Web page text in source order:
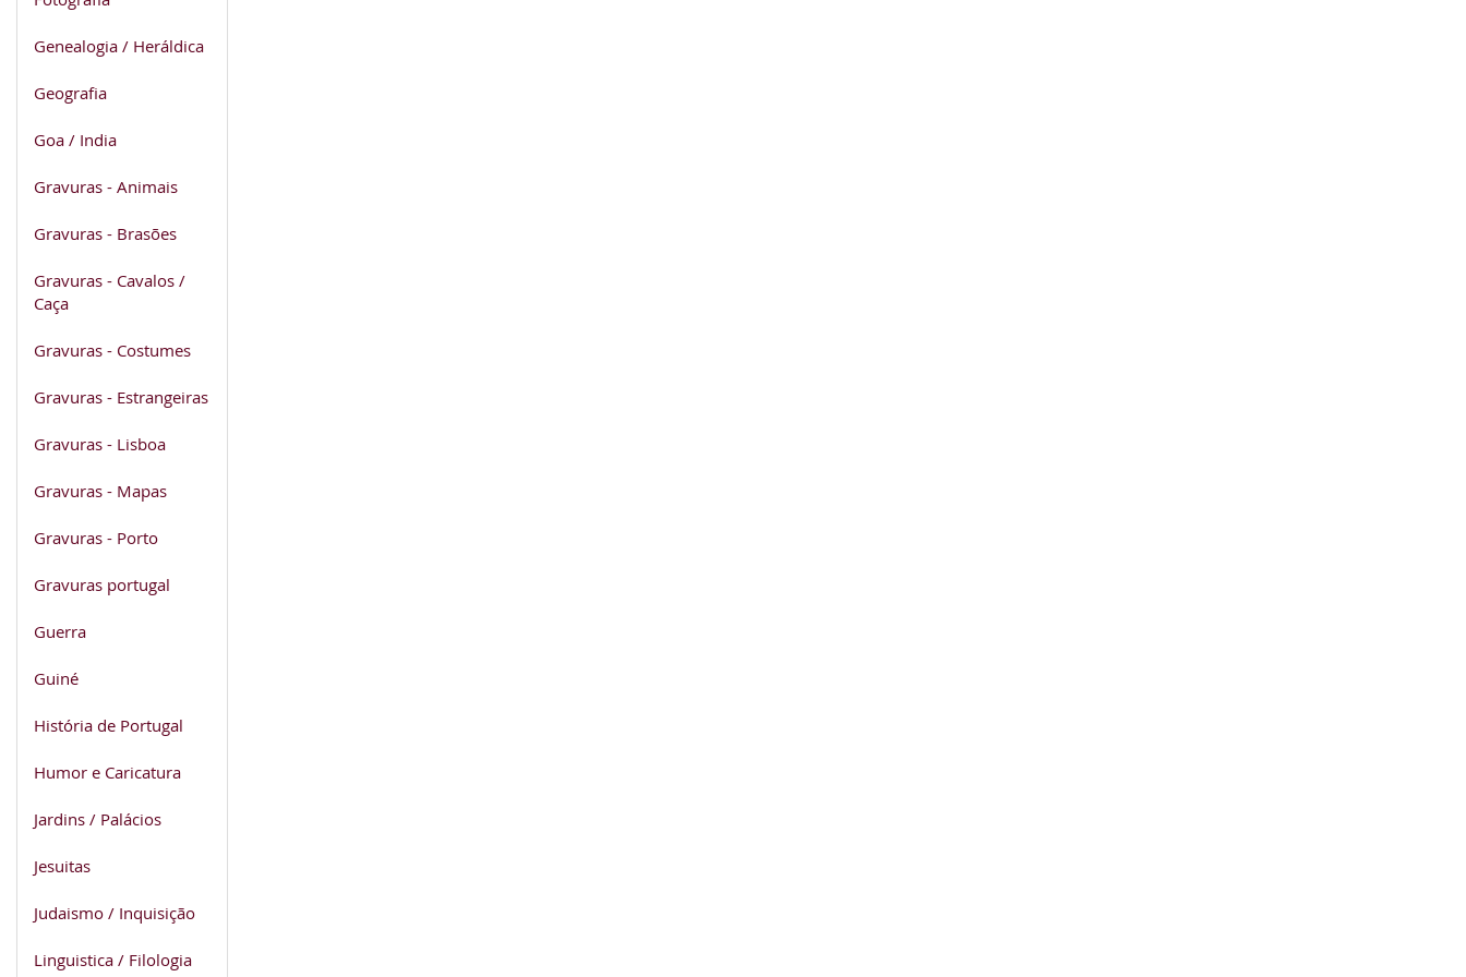
Genealogia / Heráldica
Geografia
Goa / India
Gravuras - Animais
Gravuras - Brasões
Gravuras - Cavalos /
Caça
Gravuras - Costumes
Gravuras - Estrangeiras
Gravuras - Lisboa
Gravuras - Mapas
Gravuras - Porto
Gravuras portugal
Guerra
Guiné
História de Portugal
Humor e Caricatura
Jardins / Palácios
Jesuitas
Judaismo / Inquisição
Linguistica / Filologia